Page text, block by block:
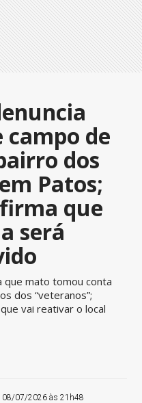
campo de
dos
Patos;
que
será
que mato tomou conta
dos “veteranos”;
vai reativar o local
08/07/2026 às 21h48